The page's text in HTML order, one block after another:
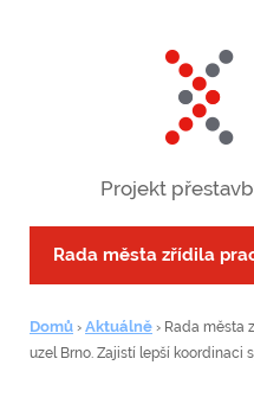
Projekt
Rada města zřídila
spolupráce
Domů › Aktuálně › Rada města
uzel Brno. Zajistí lepší koordinaci